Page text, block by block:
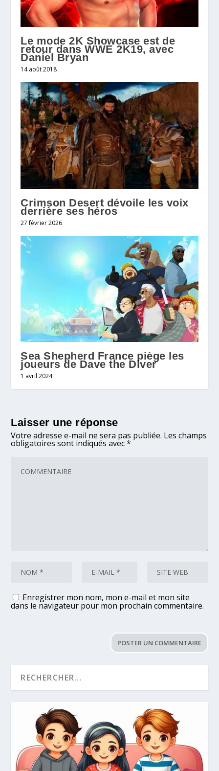
Le mode 2K Showcase est de
retour dans WWE 2K19, avec
Daniel Bryan
14 août 2018
Crimson Desert dévoile les voix
derrière ses héros
27 février 2026
Sea Shepherd France piège les
joueurs de Dave the Diver
1 avril 2024
Laisser une réponse
Votre adresse e-mail ne sera pas publiée. Les champs
obligatoires sont indiqués avec*
Enregistrer mon nom, mon e-mail et mon site
dans le navigateur pour mon prochain commentaire.